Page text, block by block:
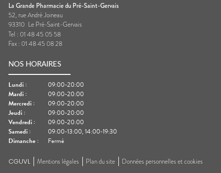
La Grande Pharmacie du Pré-Saint-Gervais
52, rue André Joineau
93310 Le Pré-Saint-Gervais
Tel : 01 48 45 05 58
Fax : 01 48 45 08 28
NOS HORAIRES
Lundi :
09:00-20:00
Mardi :
09:00-20:00
Mercredi :
09:00-20:00
Jeudi :
09:00-20:00
Vendredi :
09:00-20:00
Samedi :
09:00-13:00, 14:00-19:30
Dimanche : Fermé
CGUVL Mentions légales Plan du site Données personnelles et cookies